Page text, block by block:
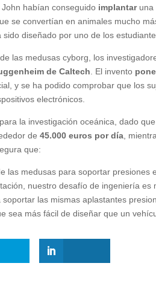
John habían conseguido implantaruna
se convertían en animales mucho
sido diseñado por uno de los
las medusas cyborg, los
de Caltech . El invento
y se ha podido comprobar que los
electrónicos.
la investigación oceánica, dado
de45.000 euros por día ,
que:
las medusas para soportar
nuestro desafío de ingeniería
las mismas aplastantes
sea más fácil de diseñar que un